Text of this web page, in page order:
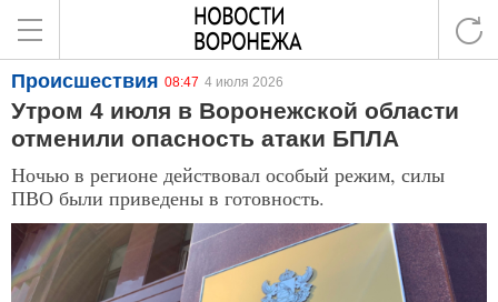
Происшествия 08:47 4 июля 2026
Утром 4 июля в Воронежской области
отменили опасность атаки БПЛА
Ночью в регионе действовал особый режим, силы
ПВО были приведены в готовность.